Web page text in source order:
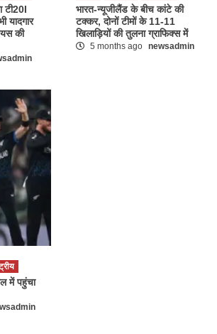
टी20I
यादगार
की
भारत-न्यूजीलैंड के बीच कांटे की
टक्कर, दोनों टीमों के 11-11
खिलाड़ियों की तुलना ग्राफिक्स में
5 months ago newsadmin
में पहुंचा